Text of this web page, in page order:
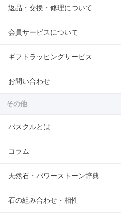
返品・交換・修理について
会員サービスについて
ギフトラッピングサービス
お問い合わせ
その他
パスクルとは
コラム
天然石・パワーストーン辞典
石の組み合わせ・相性